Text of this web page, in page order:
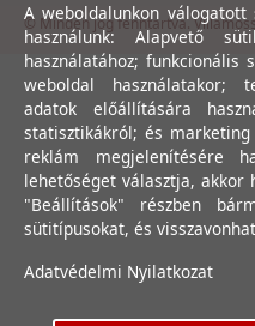
© Minden jog fenntartva.
A weboldalunkon
használunk: Alapvető
használatához; funkcionális
weboldal használatakor;
adatok előállítására
statisztikákról; és
reklám megjelenítésére
lehetőséget választja, akkor
"Beállítások" részben
sütitípusokat, és
Adatvédelmi Nyilatkozat